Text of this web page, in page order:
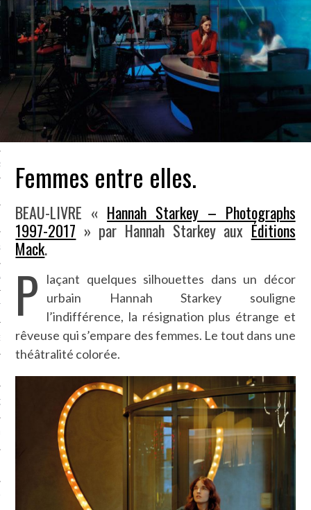
BONHEUR
GUERRE
EN VOD
Femmes entre elles.
BEAU-LIVRE « Hannah Starkey – Photographs
1997-2017 » par Hannah Starkey aux Éditions
Mack.
P
laçant quelques silhouettes dans un décor
urbain Hannah Starkey souligne
l’indifférence, la résignation plus étrange et
rêveuse qui s’empare des femmes. Le tout dans une
théâtralité colorée.